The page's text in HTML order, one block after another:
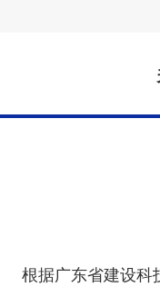
根据广东省建设科